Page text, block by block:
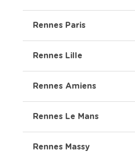
Rennes Paris
Rennes Lille
Rennes Amiens
Rennes Le Mans
Rennes Massy